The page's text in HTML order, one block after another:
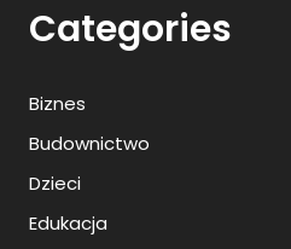
Categories
Biznes
Budownictwo
Dzieci
Edukacja